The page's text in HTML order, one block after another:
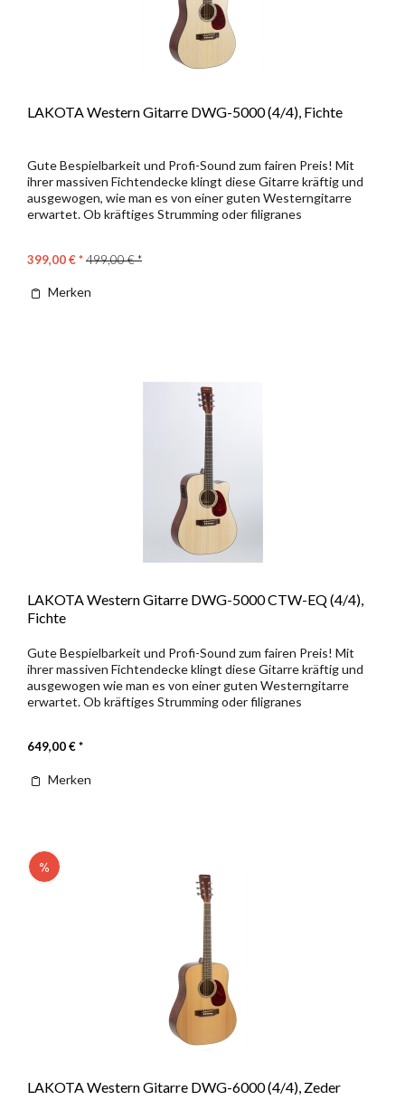
LAKOTA Western Gitarre DWG-5000 (4/4), Fichte
Gute Bespielbarkeit und Profi-Sound zum fairen Preis! Mit
ihrer massiven Fichtendecke klingt diese Gitarre kräftig und
ausgewogen, wie man es von einer guten Westerngitarre
erwartet. Ob kräftiges Strumming oder filigranes
399,00 € *499,00 € *
Merken
LAKOTA Western Gitarre DWG-5000 CTW-EQ (4/4),
Fichte
Gute Bespielbarkeit und Profi-Sound zum fairen Preis! Mit
ihrer massiven Fichtendecke klingt diese Gitarre kräftig und
ausgewogen wie man es von einer guten Westerngitarre
erwartet. Ob kräftiges Strumming oder filigranes
649,00 € *
Merken
LAKOTA Western Gitarre DWG-6000 (4/4), Zeder